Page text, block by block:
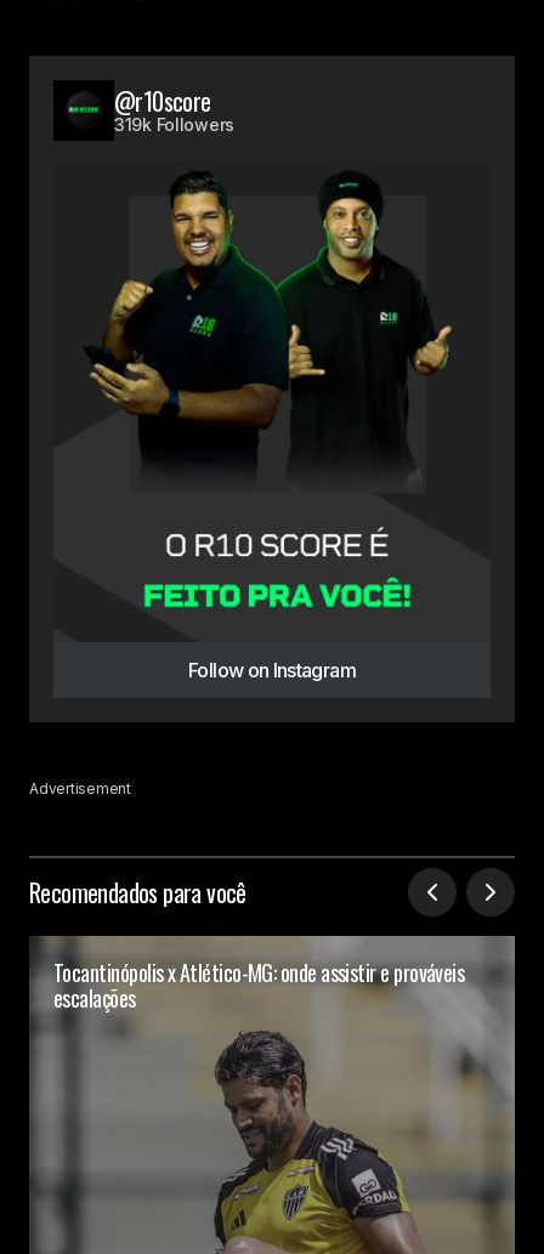
@r10score
319k Followers
Follow on Instagram
Advertisement
Recomendados para você
Tocantinópolis x Atlético-MG: onde assistir e prováveis
escalações